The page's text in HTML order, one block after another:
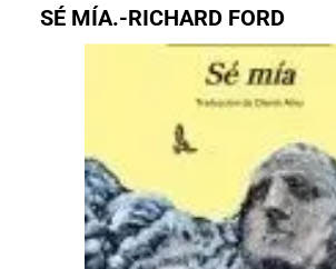
SÉ MÍA.-RICHARD FORD